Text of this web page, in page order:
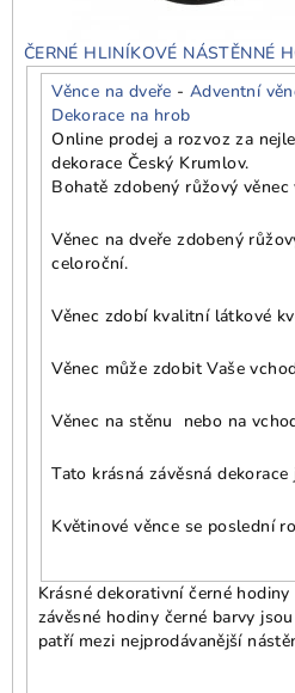
ČERNÉ HLINÍKOVÉ NÁSTĚNNÉ
Věnce na dveře -Adventní
Dekorace na hrob
Online prodej a rozvoz za
dekorace Český Krumlov.
Bohatě zdobený růžový
Věnec na dveře zdobený
celoroční.
Věnec zdobí kvalitní látkové
Věnec může zdobit Vaše
Věnec na stěnu nebo na
Tato krásná závěsná
Květinové věnce se poslední
Krásné dekorativní černé
závěsné hodiny černé barvy
patří mezi nejprodávanější